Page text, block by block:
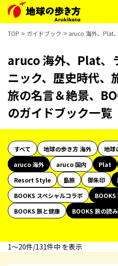
TOP ガイドブック aruco 海外、Plat
aruco 海外、Plat、
ニック、歴史時代、
旅の名言＆絶景、
のガイドブック一覧
すべて 地球の歩き方 海外
地球
aruco 海外
aruco 国内 Plat
Resort Style
島旅 御朱印
BOOKS スペシャルコラボ
BOOKS
BOOKS 旅と健康
BOOKS 旅の読
1〜20件/131件中 を表示